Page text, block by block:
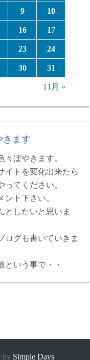
9 10
16 17
23 24
30 31
11月 »
きます
々ぼやきます。
イトを変化出来たら
てください。
ト下さい。
としたいと思いま
ログも書いていきま
という事で・・
by Simple Days